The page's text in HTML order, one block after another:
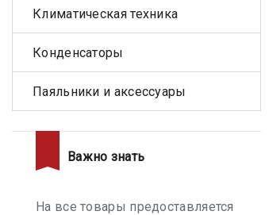
Климатическая техника
Конденсаторы
Паяльники и аксессуары
Важно знать
На все товары предоставляется